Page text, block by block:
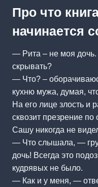
Про что
начинается
— Рита – не моя дочь.
скрывать?
— Что? –
кухню мужа, думая,
На его лице злость и
сквозит презрение
Сашу никогда не
— Что слышала, —
дочь! Всегда это
кудрявых не было.
— Как и у меня, —